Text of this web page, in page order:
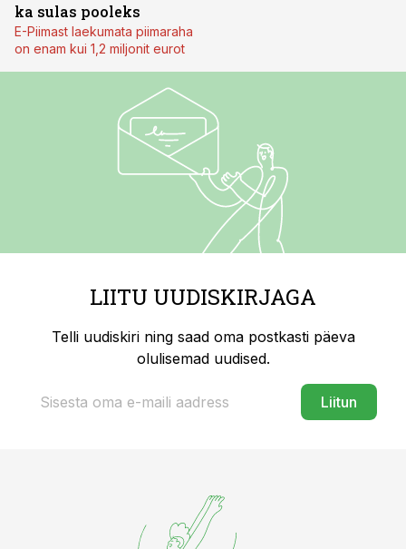
ka sulas pooleks
E-Piimast laekumata piimaraha
on enam kui 1,2 miljonit eurot
LIITU UUDISKIRJAGA
Telli uudiskiri ning saad oma postkasti päeva
olulisemad uudised.
Liitun